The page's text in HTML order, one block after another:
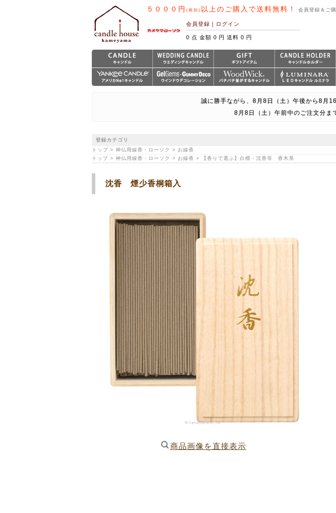
５０００円 (税別) 以上のご購入で送料無料！ 会員登録＆ご
会員登録 ｜ ログイン
0 点 金額 0 円 送料 0 円
誠に勝手ながら、8月8日（土）午後から8月
8月8日（土）午前中のご注文分ま
登録カテゴリ
トップ > 神仏用線香・ローソク > お線香
トップ > 神仏用線香・ローソク > お線香 > 【香りで選ぶ】白檀・沈香等 香木系
沈香 煙少香桐箱入
商品画像を直接表示